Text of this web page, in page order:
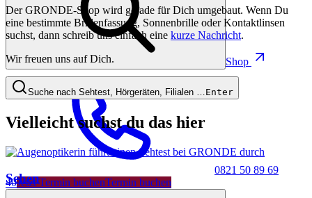
Shop
0821 50 89 69
40Jetzt Termin buchenTermin buchen
Der GRONDE-Shop wird gerade für Dich umgebaut. Wenn Du
eine bestimmte Brillenfassung, Sonnenbrille oder Kontaktlinsen
suchst, dann schreib uns einfach eine kurze Nachricht.
Wir freuen uns auf Dich.
Suche nach Sehtest, Hörgeräten, Filialen … Enter
Vielleicht suchst du das hier
Sehen